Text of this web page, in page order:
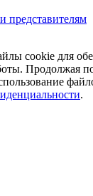
представителям
cookie для
Продолжая
.